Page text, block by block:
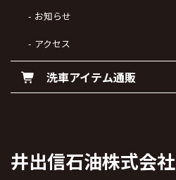
お知らせ
アクセス
洗車アイテム通販
井出信石油株式会社